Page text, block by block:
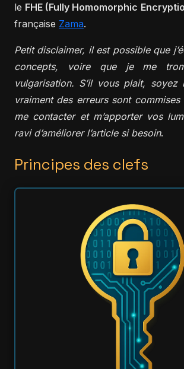
le FHE (Fully Homomorphic
française Zama.
Petit disclaimer, il est possible que
concepts, voire que je me
vulgarisation. S’il vous plait, soyez
vraiment des erreurs sont commises
me contacter et m’apporter vos
ravi d’améliorer l’article si besoin.
Principes des clefs